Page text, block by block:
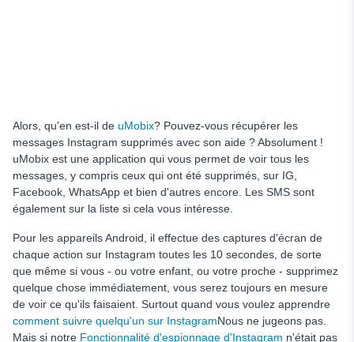
Alors, qu'en est-il de uMobix? Pouvez-vous récupérer les
messages Instagram supprimés avec son aide ? Absolument !
uMobix est une application qui vous permet de voir tous les
messages, y compris ceux qui ont été supprimés, sur IG,
Facebook, WhatsApp et bien d'autres encore. Les SMS sont
également sur la liste si cela vous intéresse.
Pour les appareils Android, il effectue des captures d'écran de
chaque action sur Instagram toutes les 10 secondes, de sorte
que même si vous - ou votre enfant, ou votre proche - supprimez
quelque chose immédiatement, vous serez toujours en mesure
de voir ce qu'ils faisaient. Surtout quand vous voulez apprendre
comment suivre quelqu'un sur InstagramNous ne jugeons pas.
Mais si notre Fonctionnalité d'espionnage d'Instagram n'était pas